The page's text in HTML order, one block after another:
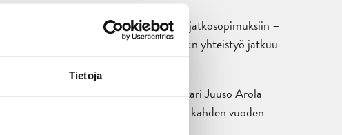
Tietoja
18.05.2026
Jaatinen ja Liljamo jatkosopimuksiin –
JYPin ja KeuPa HT:n yhteistyö jatkuu
14.05.2026
Tuore Sveitsin mestari Juuso Arola
JYP-puolustukseen kahden vuoden